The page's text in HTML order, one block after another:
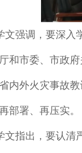
文强调，要深入
和市委、市政
内外火灾事故
部署、再压实。
文指出，要认清